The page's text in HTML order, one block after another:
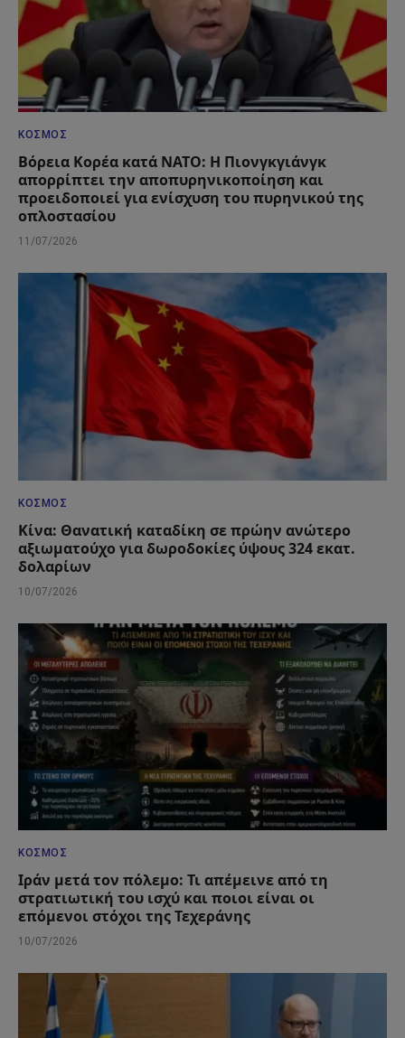
ΚΌΣΜΟΣ
Βόρεια Κορέα κατά ΝΑΤΟ: Η Πιονγκγιάνγκ
απορρίπτει την αποπυρηνικοποίηση και
προειδοποιεί για ενίσχυση του πυρηνικού της
οπλοστασίου
11/07/2026
ΚΌΣΜΟΣ
Κίνα: Θανατική καταδίκη σε πρώην ανώτερο
αξιωματούχο για δωροδοκίες ύψους 324 εκατ.
δολαρίων
10/07/2026
ΚΌΣΜΟΣ
Ιράν μετά τον πόλεμο: Τι απέμεινε από τη
στρατιωτική του ισχύ και ποιοι είναι οι
επόμενοι στόχοι της Τεχεράνης
10/07/2026